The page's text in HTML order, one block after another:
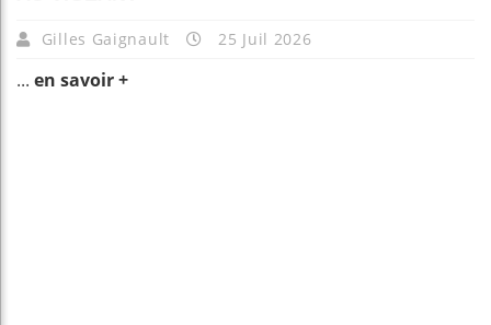
Gilles Gaignault 25 Juil 2026
... en savoir +